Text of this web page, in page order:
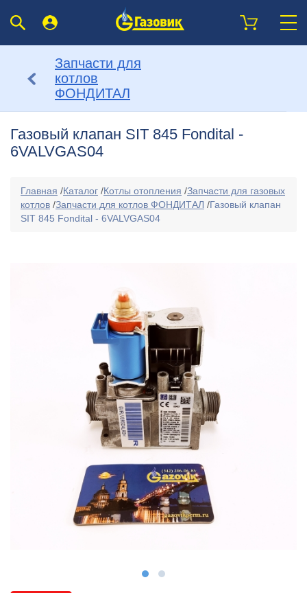
Запчасти для
котлов
ФОНДИТАЛ
Газовый клапан SIT 845 Fondital -
6VALVGAS04
Главная /Каталог /Котлы отопления /Запчасти для газовых
котлов /Запчасти для котлов ФОНДИТАЛ /Газовый клапан
SIT 845 Fondital - 6VALVGAS04